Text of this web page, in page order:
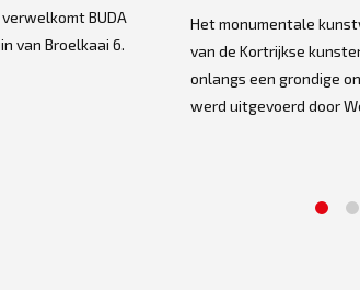
BUDA
van Broelkaai 6.
Het monumentale
van de Kortrijkse
onlangs een grondige
werd uitgevoerd door